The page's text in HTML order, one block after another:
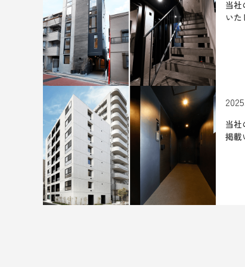
当社
いた
当社
掲載